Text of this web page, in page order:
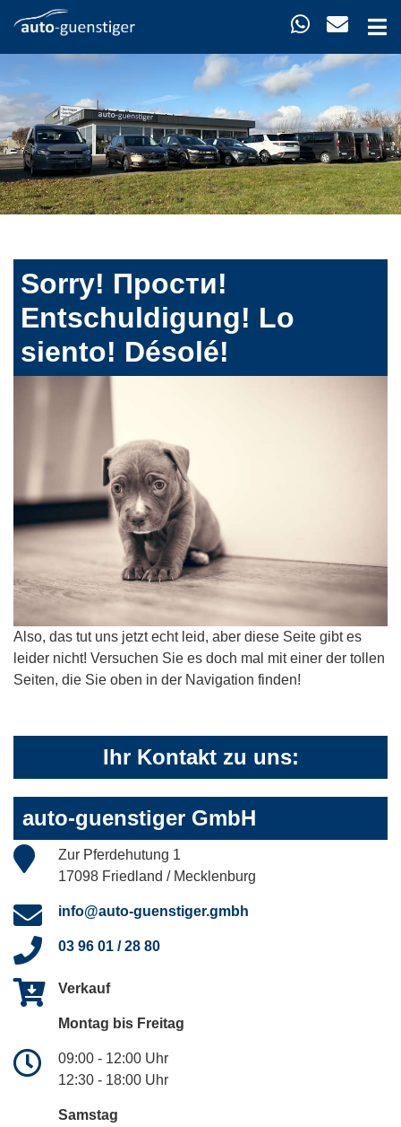
Sorry! Прости!
Entschuldigung! Lo
siento! Désolé!
Also, das tut uns jetzt echt leid, aber diese Seite gibt es
leider nicht! Versuchen Sie es doch mal mit einer der tollen
Seiten, die Sie oben in der Navigation finden!
Ihr Kontakt zu uns:
auto-guenstiger GmbH
Zur Pferdehutung 1
17098 Friedland / Mecklenburg
info@auto-guenstiger.gmbh
03 96 01 / 28 80
Verkauf
Montag bis Freitag
09:00 - 12:00 Uhr
12:30 - 18:00 Uhr
Samstag